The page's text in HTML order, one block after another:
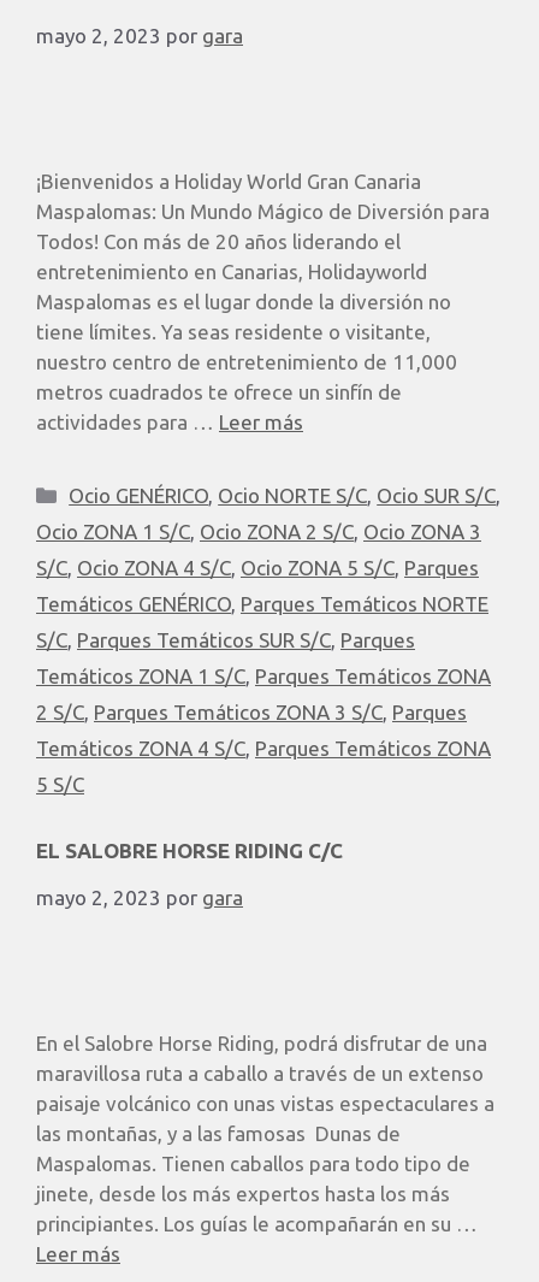
mayo 2, 2023 por gara
¡Bienvenidos a Holiday World Gran Canaria
Maspalomas: Un Mundo Mágico de Diversión para
Todos! Con más de 20 años liderando el
entretenimiento en Canarias, Holidayworld
Maspalomas es el lugar donde la diversión no
tiene límites. Ya seas residente o visitante,
nuestro centro de entretenimiento de 11,000
metros cuadrados te ofrece un sinfín de
actividades para … Leer más
Ocio GENÉRICO Ocio NORTE S/C Ocio SUR S/C
Ocio ZONA 1 S/C Ocio ZONA 2 S/C Ocio ZONA 3
S/C Ocio ZONA 4 S/C Ocio ZONA 5 S/C Parques
Temáticos GENÉRICO Parques Temáticos NORTE
S/C Parques Temáticos SUR S/C Parques
Temáticos ZONA 1 S/C Parques Temáticos ZONA
2 S/C Parques Temáticos ZONA 3 S/C Parques
Temáticos ZONA 4 S/C Parques Temáticos ZONA
5 S/C
EL SALOBRE HORSE RIDING C/C
mayo 2, 2023 por gara
En el Salobre Horse Riding, podrá disfrutar de una
maravillosa ruta a caballo a través de un extenso
paisaje volcánico con unas vistas espectaculares a
las montañas, y a las famosas Dunas de
Maspalomas. Tienen caballos para todo tipo de
jinete, desde los más expertos hasta los más
principiantes. Los guías le acompañarán en su …
Leer más